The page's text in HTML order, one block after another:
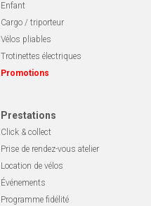
Enfant
Cargo / triporteur
Vélos pliables
Trotinettes électriques
Promotions
Prestations
Click & collect
Prise de rendez-vous atelier
Location de vélos
Événements
Programme fidélité